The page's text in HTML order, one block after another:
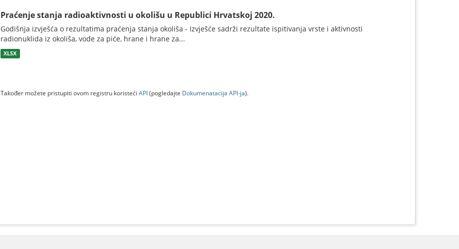
Praćenje stanja radioaktivnosti u okolišu u Republici Hrvatskoj 2020.
Godišnja izvješća o rezultatima praćenja stanja okoliša - Izvješće sadrži rezultate ispitivanja vrste i aktivnosti
radionuklida iz okoliša, vode za piće, hrane i hrane za...
XLSX
Također možete pristupiti ovom registru koristeći API(pogledajte Dokumenаtаcijа API-jа).